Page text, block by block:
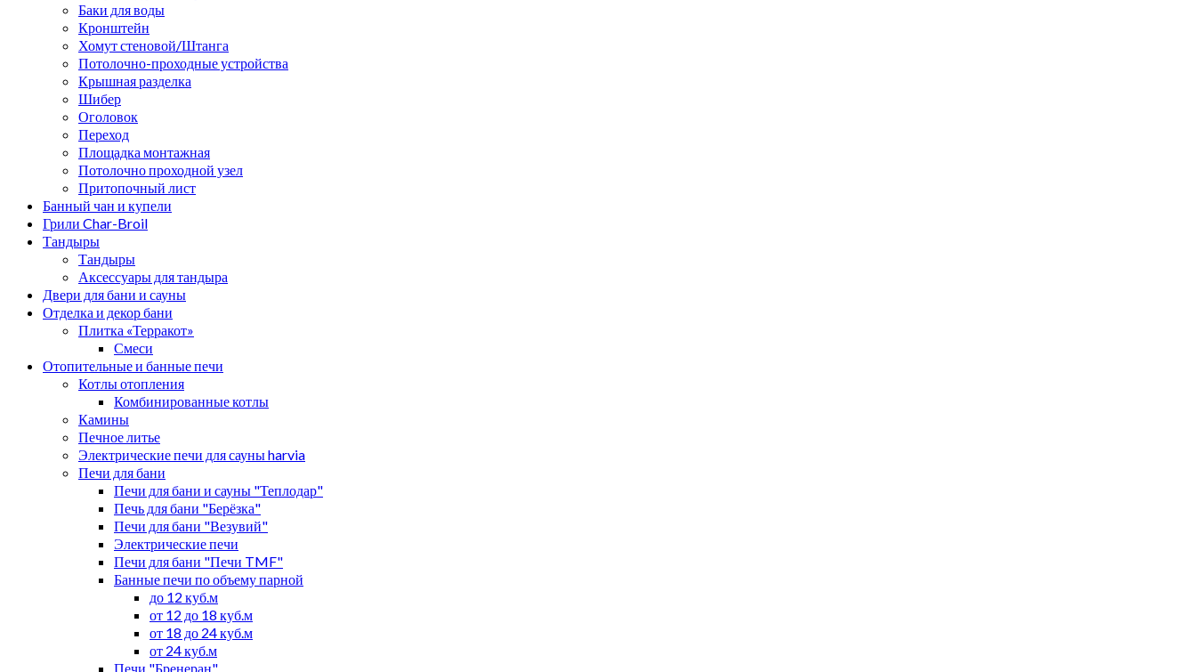
Баки для воды
Кронштейн
Хомут стеновой/Штанга
Потолочно-проходные устройства
Крышная разделка
Шибер
Оголовок
Переход
Площадка монтажная
Потолочно проходной узел
Притопочный лист
Банный чан и купели
Грили Char-Broil
Тандыры
Тандыры
Аксессуары для тандыра
Двери для бани и сауны
Отделка и декор бани
Плитка «Терракот»
Смеси
Отопительные и банные печи
Котлы отопления
Комбинированные котлы
Камины
Печное литье
Электрические печи для сауны harvia
Печи для бани
Печи для бани и сауны "Теплодар"
Печь для бани "Берёзка"
Печи для бани "Везувий"
Электрические печи
Печи для бани "Печи TMF"
Банные печи по объему парной
до 12 куб.м
от 12 до 18 куб.м
от 18 до 24 куб.м
от 24 куб.м
Печи "Бренеран"